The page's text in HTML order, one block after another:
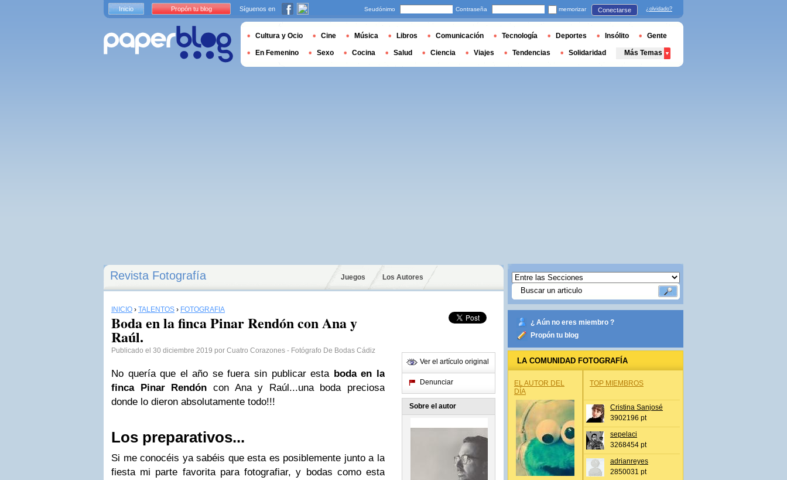
Revista Fotografía Juegos Los Autores
INICIO › TALENTOS › FOTOGRAFÍA
Boda en la finca Pinar Rendón con Ana y
Raúl.
Publicado el 30 diciembre 2019 por Cuatro Corazones - Fotógrafo De Bodas Cádiz
No quería que el año se fuera sin publicar esta boda en la
finca Pinar Rendón con Ana y Raúl...una boda preciosa
donde lo dieron absolutamente todo!!!
Los preparativos...
Si me conocéis ya sabéis que esta es posiblemente junto a la
fiesta mi parte favorita para fotografiar, y bodas como esta
Ver el artículo original
Denunciar
Sobre el autor
¿ Aún no eres miembro ?
Propón tu blog
LA COMUNIDAD FOTOGRAFÍA
EL AUTOR DEL
DÍA
TOP MIEMBROS
Cristina Sanjosé
3902196 pt
sepelaci
3268454 pt
adrianreyes
2850031 pt
Inicio Propón tu blog Síguenos en Seudónimo Contraseña memorizar Conectarse ¿olvidado?
Cultura y Ocio Cine Música Libros Comunicación Tecnología Deportes Insólito Gente
En Femenino Sexo Cocina Salud Ciencia Viajes Tendencias Solidaridad Más Temas